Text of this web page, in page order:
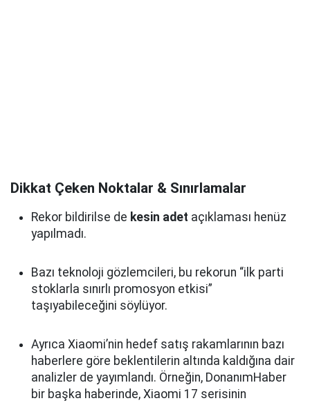
Dikkat Çeken Noktalar & Sınırlamalar
Rekor bildirilse de kesin adet açıklaması henüz
yapılmadı.
Bazı teknoloji gözlemcileri, bu rekorun “ilk parti
stoklarla sınırlı promosyon etkisi”
taşıyabileceğini söylüyor.
Ayrıca Xiaomi’nin hedef satış rakamlarının bazı
haberlere göre beklentilerin altında kaldığına dair
analizler de yayımlandı. Örneğin, DonanımHaber
bir başka haberinde, Xiaomi 17 serisinin